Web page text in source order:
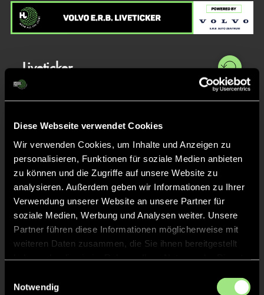
Diese Webseite verwendet Cookies
Wir verwenden Cookies, um Inhalte und Anzeigen zu
personalisieren, Funktionen für soziale Medien anbieten
zu können und die Zugriffe auf unsere Website zu
analysieren. Außerdem geben wir Informationen zu Ihrer
Verwendung unserer Website an unsere Partner für
soziale Medien, Werbung und Analysen weiter. Unsere
Partner führen diese Informationen möglicherweise mit
weiteren Daten zusammen, die Sie ihnen bereitgestellt
Notwendig
Liveticker
48'
Abpfiff
37' TOR 0:4, FELDTOR
14' TOR 0:3, FELDTOR
TOR 0:2, FELDTOR